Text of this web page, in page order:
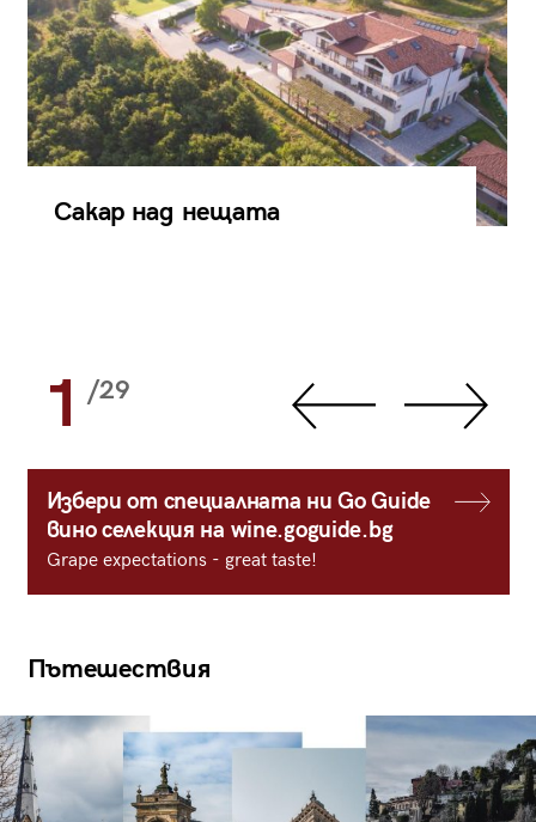
Сакар над нещата
1 /29
Избери от специалната ни Go Guide
вино селекция на wine.goguide.bg
Grape expectations - great taste!
Пътешествия